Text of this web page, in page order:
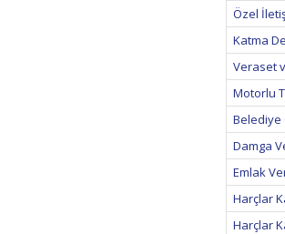
Özel
Katma
Veraset
Motorlu
Belediye
Damga
Emlak
Harçlar
Harçlar